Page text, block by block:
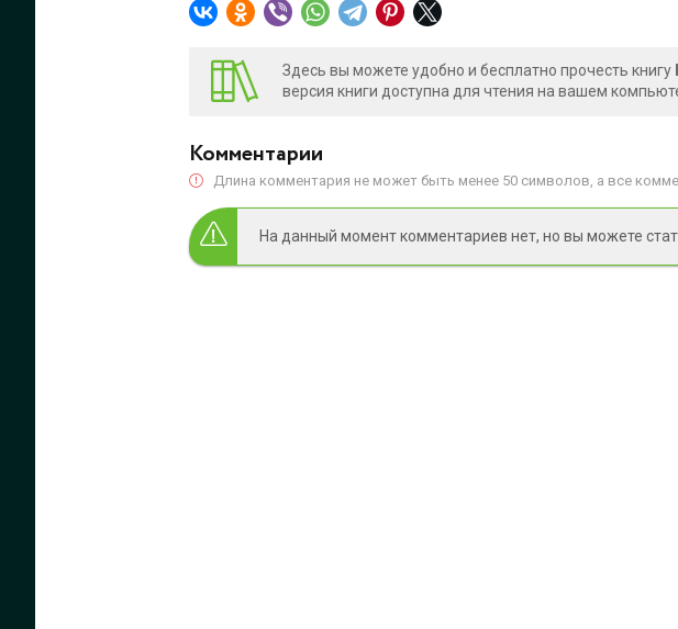
Здесь вы можете удобно и бесплатно прочесть книгу
версия книги доступна для чтения на вашем
Комментарии
Длина комментария не может быть менее 50 символов, а все
На данный момент комментариев нет, но вы можете